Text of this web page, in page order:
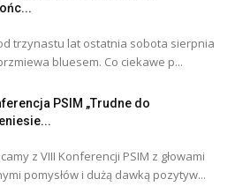
trzynastu lat ostatnia sobota sierpnia
bluesem. Co ciekawe p...
PSIM „Trudne do
z VIII Konferencji PSIM z głowami
pomysłów i dużą dawką pozytyw...